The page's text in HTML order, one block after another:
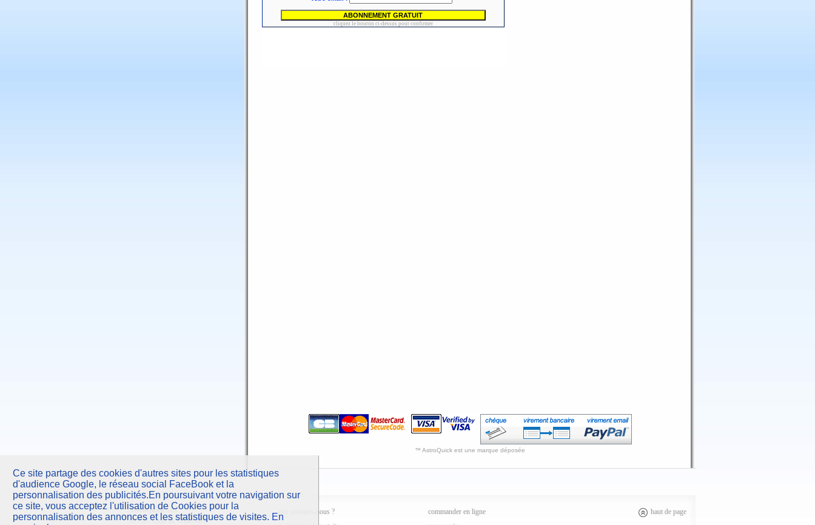
Ce site partage des cookies d'autres sites pour les statistiques
d'audience Google, le réseau social FaceBook et la
personnalisation des publicités.En poursuivant votre navigation sur
ce site, vous acceptez l'utilisation de Cookies pour la
personnalisation des annonces et les statistiques de visites. En
™ AstroQuick est une marque déposée
AstroQuicksarl
10 Parc Club du Millénaire
qui sommes-nous ?
commander en ligne
haut de page